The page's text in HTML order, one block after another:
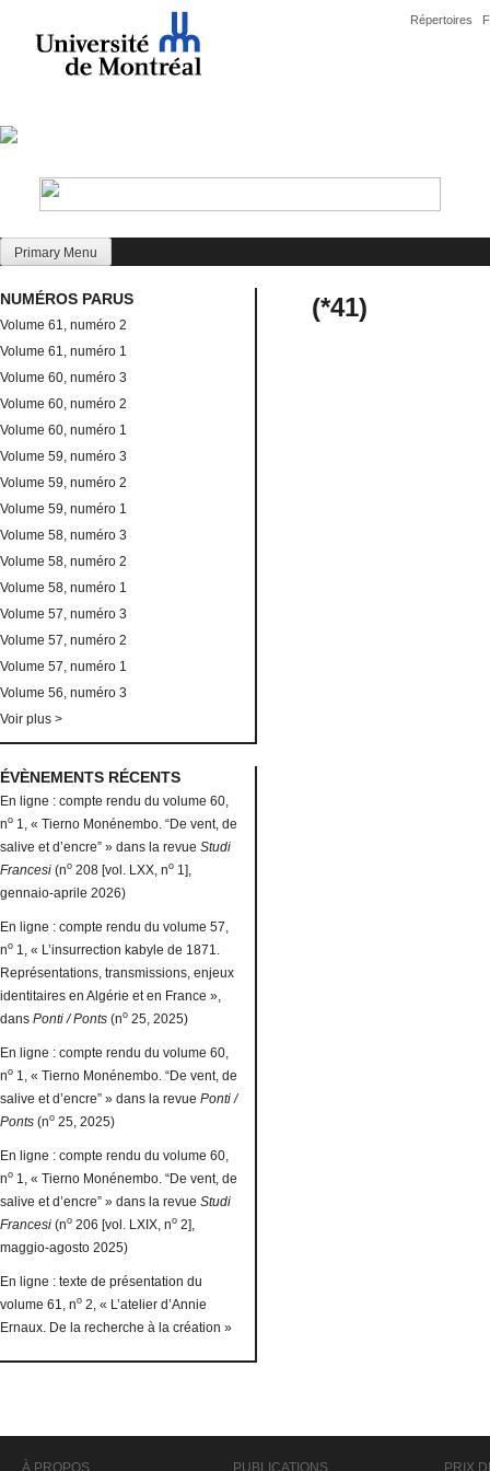
Répertoires
Primary Menu
(*41)
NUMÉROS PARUS
Volume 61, numéro 2
Volume 61, numéro 1
Volume 60, numéro 3
Volume 60, numéro 2
Volume 60, numéro 1
Volume 59, numéro 3
Volume 59, numéro 2
Volume 59, numéro 1
Volume 58, numéro 3
Volume 58, numéro 2
Volume 58, numéro 1
Volume 57, numéro 3
Volume 57, numéro 2
Volume 57, numéro 1
Volume 56, numéro 3
Voir plus >
ÉVÈNEMENTS RÉCENTS
En ligne : compte rendu du volume 60,
no 1, « Tierno Monénembo. “De vent, de
salive et d’encre” » dans la revue Studi
Francesi (no 208 [vol. LXX, no 1],
gennaio-aprile 2026)
En ligne : compte rendu du volume 57,
no 1, « L’insurrection kabyle de 1871.
Représentations, transmissions, enjeux
identitaires en Algérie et en France »,
dans Ponti / Ponts (no 25, 2025)
En ligne : compte rendu du volume 60,
no 1, « Tierno Monénembo. “De vent, de
salive et d’encre” » dans la revue Ponti /
Ponts (no 25, 2025)
En ligne : compte rendu du volume 60,
no 1, « Tierno Monénembo. “De vent, de
salive et d’encre” » dans la revue Studi
Francesi (no 206 [vol. LXIX, no 2],
maggio-agosto 2025)
En ligne : texte de présentation du
volume 61, no 2, « L’atelier d’Annie
Ernaux. De la recherche à la création »
À PROPOS PUBLICATIONS PRIX